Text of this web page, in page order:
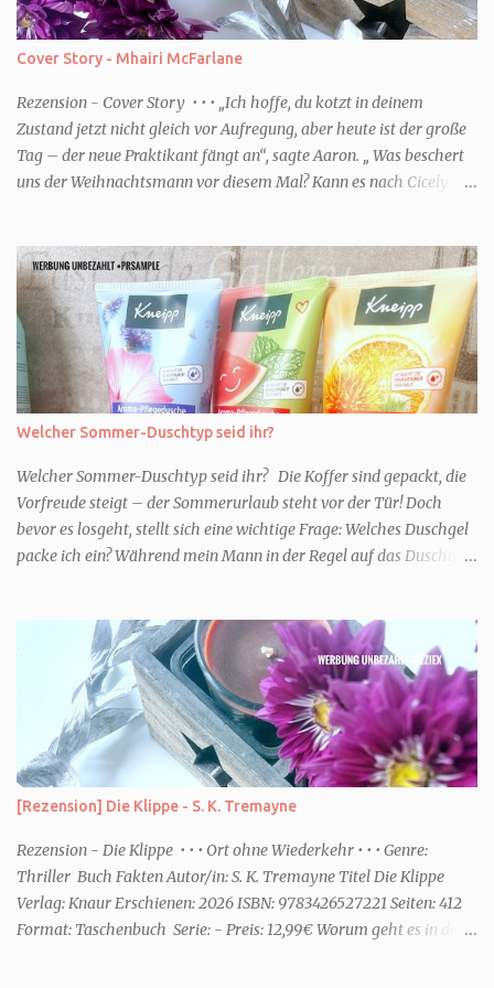
Cover Story - Mhairi McFarlane
Rezension - Cover Story • • • „Ich hoffe, du kotzt in deinem
Zustand jetzt nicht gleich vor Aufregung, aber heute ist der große
Tag – der neue Praktikant fängt an“, sagte Aaron. „ Was beschert
uns der Weihnachtsmann vor diesem Mal? Kann es nach Cicely
S.8) • • • Genre: Liebe Buch Fakten Autor/in: Mhairi McFarlane Titel
Cover Story Verlag: Knaur Erschienen: 2026 ISBN:
9783426560402 Seiten: 448 Format: Taschenbuch Serie: - Preis:
12,99€ Worum geht es in dem Buch Dank ihres Podcast hat Bel das
Glück als Journalistin für eine renommiert Zeitung zu arbeiten.
Zusammen mit Aaron blödelt sie in der winzige. Zweigstelle den
ganzen Tag herum. Doch dann bekommen sie Connor als
Praktikant. Bel und er verstehen sich so gar nicht. Ausgerechnet
für...
Welcher Sommer-Duschtyp seid ihr?
Welcher Sommer-Duschtyp seid ihr? Die Koffer sind gepackt, die
Vorfreude steigt – der Sommerurlaub steht vor der Tür! Doch
bevor es losgeht, stellt sich eine wichtige Frage: Welches Duschgel
packe ich ein? Während mein Mann in der Regel auf das Duschgel
Urlaub Entspannung und Wellness. Falls ihr ähnlich denkt, lasst
uns doch herausfinden, welcher Duschtyp ihr seid. TYP
GENIESSER Egal, ob Strand oder Städtetrip - für euch gehört
gutes Essen, ein guter Wein oder Cocktail, vielleicht ein gutes Buch
dazu. Ihr liebt es Sonnenuntergänge zu beobachten und genießt
einfach jeden Moment. Dann seid ihr wie ich der Typ Genießer.
Hier empfehle ich tatsächlich Düfte die zur Jahreszeit passen, weil
ihr dann bessere entspannen könnt. Zum Beispiel ein Duschgel mit
einem frisch-fruchtigen Duft, wie die Kneipp Aroma-Pflegedusche
“ Sommer Flirt ...
[Rezension] Die Klippe - S. K. Tremayne
Rezension - Die Klippe • • • Ort ohne Wiederkehr • • • Genre:
Thriller Buch Fakten Autor/in: S. K. Tremayne Titel Die Klippe
Verlag: Knaur Erschienen: 2026 ISBN: 9783426527221 Seiten: 412
Format: Taschenbuch Serie: - Preis: 12,99€ Worum geht es in dem